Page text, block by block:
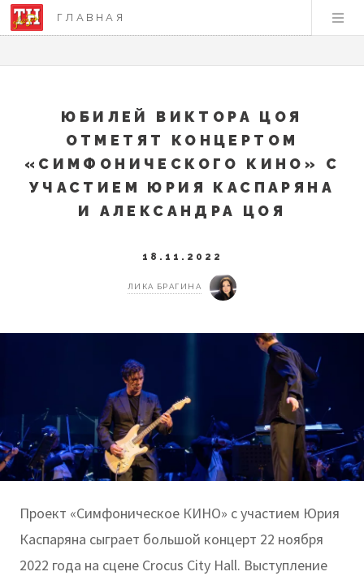
ГЛАВНАЯ
ЮБИЛЕЙ ВИКТОРА ЦОЯ
ОТМЕТЯТ КОНЦЕРТОМ
«СИМФОНИЧЕСКОГО КИНО» С
УЧАСТИЕМ ЮРИЯ КАСПАРЯНА
И АЛЕКСАНДРА ЦОЯ
18.11.2022
ЛИКА БРАГИНА
Проект «Симфоническое КИНО» с участием Юрия
Каспаряна сыграет большой концерт 22 ноября
2022 года на сцене Crocus City Hall. Выступление